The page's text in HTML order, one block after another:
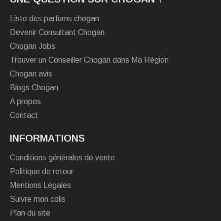
Liste des parfums chogan
Devenir Consultant Chogan
Chogan Jobs
Trouver un Conseiller Chogan dans Ma Région
Chogan avis
Blogs Chogan
A propos
Contact
INFORMATIONS
Conditions générales de vente
Politique de retour
Mentions Légales
Suivre mon colis
Plan du site